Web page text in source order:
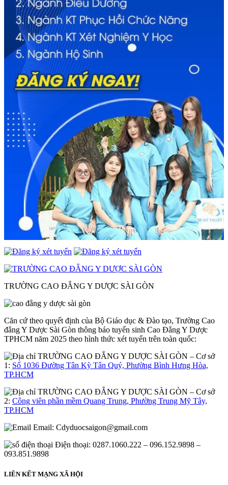
TRƯỜNG CAO ĐẲNG Y DƯỢC SÀI GÒN
Căn cứ theo quyết định của Bộ Giáo dục & Đào tạo, Trường Cao
đẳng Y Dược Sài Gòn thông báo tuyển sinh Cao Đẳng Y Dược
TPHCM năm 2025 theo hình thức xét tuyển trên toàn quốc:
– Cơ sở
1: Số 1036 Đường Tân Kỳ Tân Quý, Phường Bình Hưng Hòa,
TP.HCM
– Cơ sở
2: Công viên phần mềm Quang Trung, Phường Trung Mỹ Tây,
TP.HCM
Email: Cdyduocsaigon@gmail.com
Điện thoại: 0287.1060.222 – 096.152.9898 –
093.851.9898
LIÊN KẾT MẠNG XÃ HỘI